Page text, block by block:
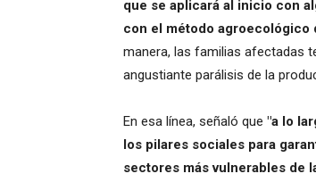
que se aplicará al inicio con
con el método agroecológico
manera, las familias afectadas
angustiante parálisis de la
En esa línea, señaló que "a lo
los pilares sociales para
sectores más vulnerables de